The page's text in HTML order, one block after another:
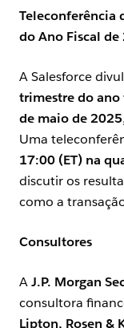
Teleconferência
do Ano Fiscal
A Salesforce
trimestre do
de maio de 2025
Uma
17:00 (ET) na
discutir os
como a
Consultores
AJ.P. Morgan
consultora
Lipton, Rosen &